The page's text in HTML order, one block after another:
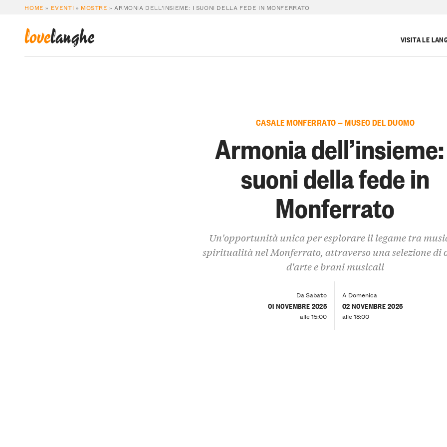
HOME » EVENTI » MOSTRE »ARMONIA DELL’INSIEME: I SUONI DELLA FEDE IN MONFERRATO
lovelanghe VISITA LE
CASALE MONFERRATO — MUSEO DEL DUOMO
Armonia
suoni della fede in
Monferrato
Un'opportunità unica per esplorare il legame tra
spiritualità nel Monferrato, attraverso una selezione di
d'arte e brani musicali
Da Sabato
01 NOVEMBRE 2025
alle 15:00
A Domenica
02 NOVEMBRE 2025
alle 18:00